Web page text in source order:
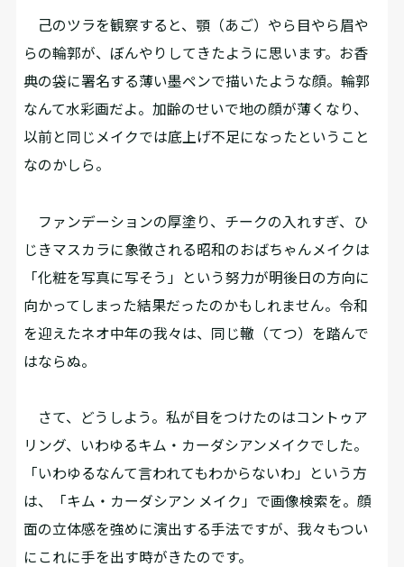
己のツラを観察すると、顎（あご）やら目やら眉や
らの輪郭が、ぼんやりしてきたように思います。お香
典の袋に署名する薄い墨ペンで描いたような顔。輪郭
なんて水彩画だよ。加齢のせいで地の顔が薄くなり、
以前と同じメイクでは底上げ不足になったということ
なのかしら。
ファンデーションの厚塗り、チークの入れすぎ、ひ
じきマスカラに象徴される昭和のおばちゃんメイクは
「化粧を写真に写そう」という努力が明後日の方向に
向かってしまった結果だったのかもしれません。令和
を迎えたネオ中年の我々は、同じ轍（てつ）を踏んで
はならぬ。
さて、どうしよう。私が目をつけたのはコントゥア
リング、いわゆるキム・カーダシアンメイクでした。
「いわゆるなんて言われてもわからないわ」という方
は、「キム・カーダシアン メイク」で画像検索を。顔
面の立体感を強めに演出する手法ですが、我々もつい
にこれに手を出す時がきたのです。